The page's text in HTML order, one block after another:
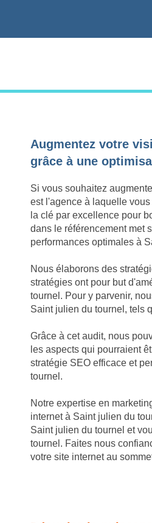
Augmentez votre
grâce à une
Si vous souhaitez
est l'agence à laquelle
la clé par excellence pour
dans le référencement met
performances optimales à
Nous élaborons des
stratégies ont pour but
tournel. Pour y parvenir,
Saint julien du tournel, tels
Grâce à cet audit, nous
les aspects qui pourraient
stratégie SEO efficace et
tournel.
Notre expertise en
internet à Saint julien du
Saint julien du tournel et
tournel. Faites nous
votre site internet au